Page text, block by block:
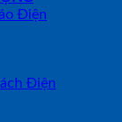
Điện
Điện